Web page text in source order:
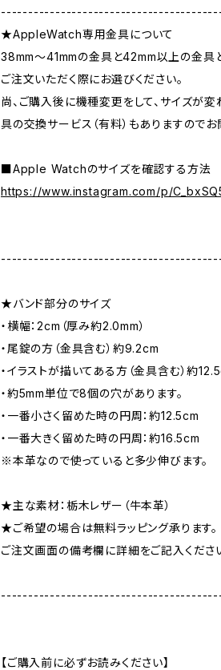
★AppleWatch専用金具について
38mm〜41mmの金具と42mm以上の金具
ご注文いただく際にお選びください。
尚、ご購入後に機種変更をして、サイズが
具の交換サービス（有料）もありますのでお
■Apple Watchのサイズを確認する方法
https://www.instagram.com/p/
★バンド部分のサイズ
・横幅：2cm（厚み約2.0mm）
・尾錠の方（金具含む）約9.2cm
・イラストが描いてある方（金具含む）約
・約5mm単位で8個の穴があります。
・一番小さく留めた時の円周：約12.5cm
・一番大きく留めた時の円周：約16.5cm
※本革なので使っていると多少伸びます。
★主な素材：栃木レザー（牛本革）
★ご希望の場合は無料ラッピング承ります。
ご注文画面の備考欄に詳細をご記入くださ
【ご購入前に必ずお読みください】